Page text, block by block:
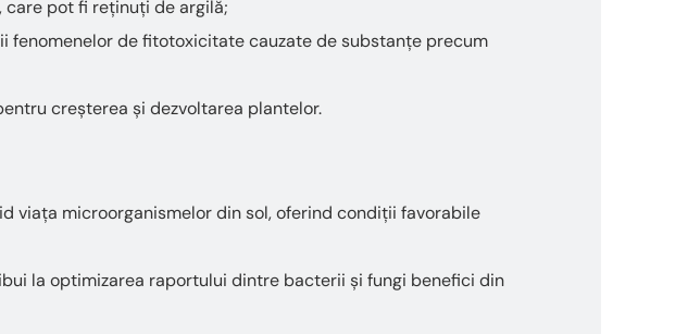
pot fi reținuți de argilă;
fenomenelor de fitotoxicitate cauzate de substanțe precum
creșterea și dezvoltarea plantelor.
viața microorganismelor din sol, oferind condiții favorabile
la optimizarea raportului dintre bacterii și fungi benefici din